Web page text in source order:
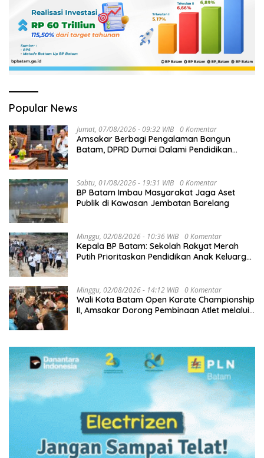
Popular News
Jumat, 07/08/2026 - 09:32 WIB 0 Komentar
Amsakar Berbagi Pengalaman Bangun
Batam, DPRD Dumai Dalami Pendidikan
Sabtu, 01/08/2026 - 19:31 WIB 0 Komentar
BP Batam Imbau Masyarakat Jaga Aset
Publik di Kawasan Jembatan Barelang
Minggu, 02/08/2026 - 10:36 WIB 0 Komentar
Kepala BP Batam: Sekolah Rakyat Merah
Putih Prioritaskan Pendidikan Anak Keluarga
Minggu, 02/08/2026 - 14:12 WIB 0 Komentar
Wali Kota Batam Open Karate Championship
II, Amsakar Dorong Pembinaan Atlet melalui